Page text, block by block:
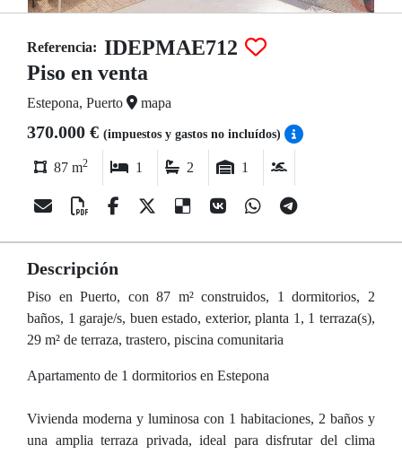
Referencia: IDEPMAE712
Piso en venta
Estepona, Puerto mapa
370.000 € (impuestos y gastos no incluídos)
87 m2 1 2 1
Descripción
Piso en Puerto, con 87 m² construidos, 1 dormitorios, 2
baños, 1 garaje/s, buen estado, exterior, planta 1, 1 terraza(s),
29 m² de terraza, trastero, piscina comunitaria
Apartamento de 1 dormitorios en Estepona
Vivienda moderna y luminosa con 1 habitaciones, 2 baños y
una amplia terraza privada, ideal para disfrutar del clima